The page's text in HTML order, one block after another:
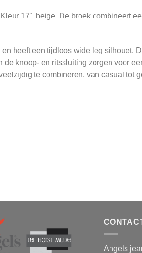
171 beige. De broek combineert
heeft een tijdloos wide leg silhouet.
knoop- en ritssluiting zorgen voor
te combineren, van casual tot
Angels